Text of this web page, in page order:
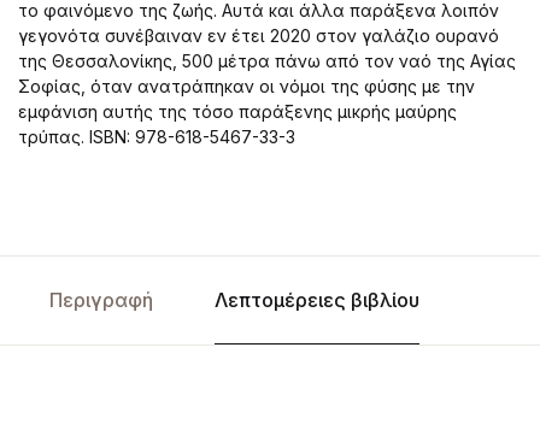
το φαινόμενο της ζωής. Αυτά και άλλα παράξενα λοιπόν
γεγονότα συνέβαιναν εν έτει 2020 στον γαλάζιο ουρανό
της Θεσσαλονίκης, 500 μέτρα πάνω από τον ναό της Αγίας
Σοφίας, όταν ανατράπηκαν οι νόμοι της φύσης με την
εμφάνιση αυτής της τόσο παράξενης μικρής μαύρης
τρύπας. ISBN: 978-618-5467-33-3
Περιγραφή Λεπτομέρειες βιβλίου